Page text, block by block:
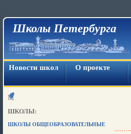
Школы Петербурга
Новости школ О проекте
ШКОЛЫ:
ШКОЛЫ ОБЩЕОБРАЗОВАТЕЛЬНЫЕ